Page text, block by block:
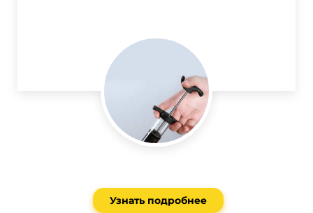
Узнать подробнее